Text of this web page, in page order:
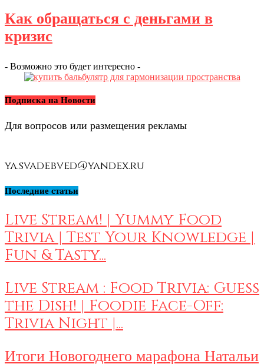
Как обращаться с деньгами в
кризис
- Возможно это будет интересно -
Подписка на Новости
Для вопросов или размещения рекламы
ya.svadebved@yandex.ru
Последние статьи
Live Stream! | Yummy Food
Trivia | Test Your Knowledge |
Fun & Tasty...
Live Stream : Food Trivia: Guess
the Dish! | Foodie Face-Off:
Trivia Night |...
Итоги Новогоднего марафона Натальи